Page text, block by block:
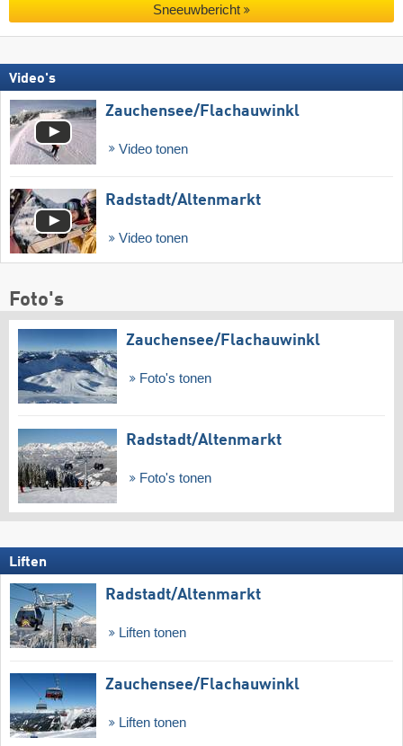
Sneeuwbericht
Video's
Zauchensee/​Flachauwinkl
Video tonen
Radstadt/​Altenmarkt
Video tonen
Foto's
Zauchensee/​Flachauwinkl
Foto's tonen
Radstadt/​Altenmarkt
Foto's tonen
Liften
Radstadt/​Altenmarkt
Liften tonen
Zauchensee/​Flachauwinkl
Liften tonen